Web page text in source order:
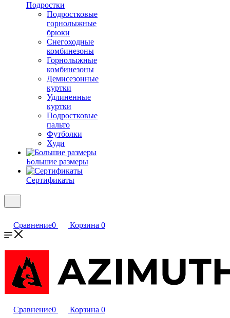
Подростки
Подростковые
горнолыжные
брюки
Снегоходные
комбинезоны
Горнолыжные
комбинезоны
Демисезонные
куртки
Удлиненные
куртки
Подростковые
пальто
Футболки
Худи
Большие размеры
Сертификаты
Сравнение0 Корзина 0
Сравнение0 Корзина 0